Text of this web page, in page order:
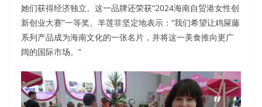
她们获得经济独立。这一品牌还荣获“2024海南自贸港女性创
新创业大赛”一等奖。羊莲菲坚定地表示：“我们希望让鸡屎藤
系列产品成为海南文化的一张名片，并将这一美食推向更广
阔的国际市场。”